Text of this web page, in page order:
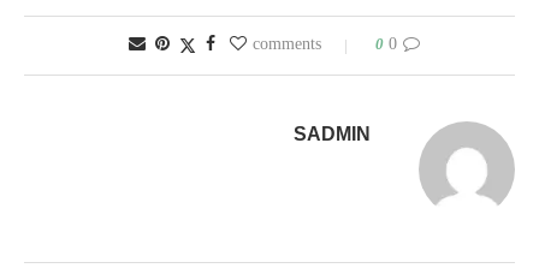
0 comments
0
SADMIN